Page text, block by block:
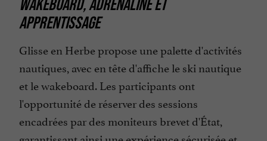
WAKEBOARD, ADRÉNALINE ET
APPRENTISSAGE
Glisse en Herbe propose une palette d'activités
nautiques, avec en tête d'affiche le ski nautique
et le wakeboard. Les participants ont
l'opportunité de réserver des sessions
encadrées par des moniteurs brevet d'État,